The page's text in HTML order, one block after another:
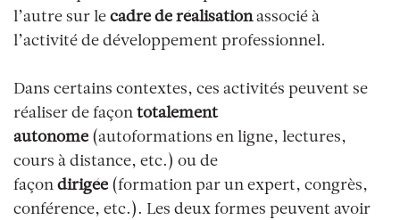
l’autre sur le cadre de réalisationassocié à
l’activité de développement professionnel.
Dans certains contextes, ces activités peuvent se
réaliser de façon totalement
autonome (autoformations en ligne, lectures,
cours à distance, etc.) ou de
façon dirigée (formation par un expert, congrès,
conférence, etc.). Les deux formes peuvent avoir